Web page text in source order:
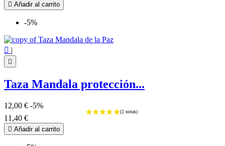
 Añadir al carrito
-5%
 |

Taza Mandala protección...
12,00 € -5%
11,40 €
 Añadir al carrito